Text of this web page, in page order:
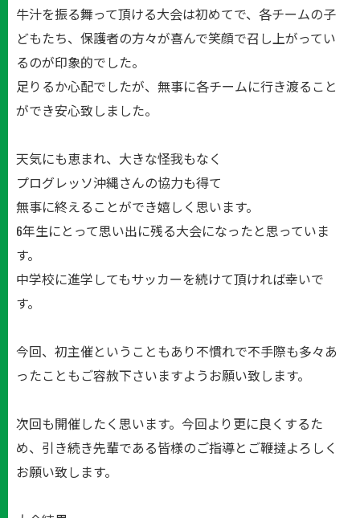
牛汁を振る舞って頂ける大会は初めてで、各チームの子
どもたち、保護者の方々が喜んで笑顔で召し上がってい
るのが印象的でした。
足りるか心配でしたが、無事に各チームに行き渡ること
ができ安心致しました。
天気にも恵まれ、大きな怪我もなく
プログレッソ沖縄さんの協力も得て
無事に終えることができ嬉しく思います。
6年生にとって思い出に残る大会になったと思っていま
す。
中学校に進学してもサッカーを続けて頂ければ幸いで
す。
今回、初主催ということもあり不慣れで不手際も多々あ
ったこともご容赦下さいますようお願い致します。
次回も開催したく思います。今回より更に良くするた
め、引き続き先輩である皆様のご指導とご鞭撻よろしく
お願い致します。